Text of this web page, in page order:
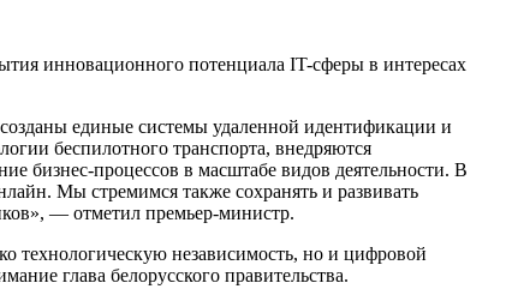
инновационного потенциала IT-сферы в интересах
единые системы удаленной идентификации и
беспилотного транспорта, внедряются
бизнес-процессов в масштабе видов деятельности. В
Мы стремимся также сохранять и развивать
— отметил премьер-министр.
технологическую независимость, но и цифровой
глава белорусского правительства.